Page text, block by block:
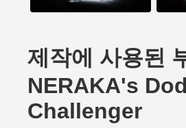
제작에 사용된
NERAKA's
Challenger